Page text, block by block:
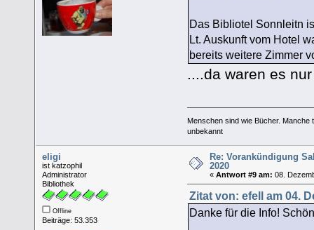
Das Bibliotel Sonnleitn
Lt. Auskunft vom Hotel
bereits weitere Zimmer
....da waren es
Menschen sind wie Bücher. Manche
unbekannt
eligi
ist katzophil
Administrator
Bibliothek
Offline
Beiträge: 53.353
Re: Vorankündigung
2020
«Antwort #9 am: 08.
Zitat von: efell am 04.
Danke für die Info!